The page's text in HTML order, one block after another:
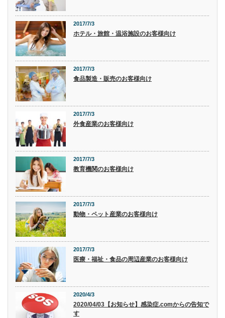
2017/7/3
ホテル・旅館・温浴施設のお客様向け
2017/7/3
食品製造・販売のお客様向け
2017/7/3
外食産業のお客様向け
2017/7/3
教育機関のお客様向け
2017/7/3
動物・ペット産業のお客様向け
2017/7/3
医療・福祉・食品の周辺産業のお客様向け
2020/4/3
2020/04/03【お知らせ】感染症.comからの告知で
す